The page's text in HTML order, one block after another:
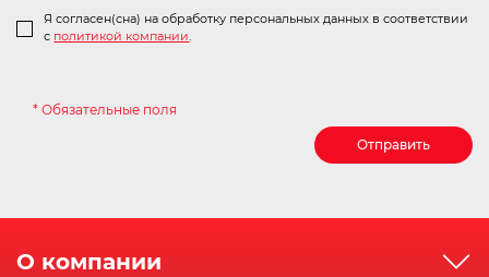
Я согласен(сна) на обработку персональных данных в соответствии
с политикой компании.
* Обязательные поля
Отправить
О компании